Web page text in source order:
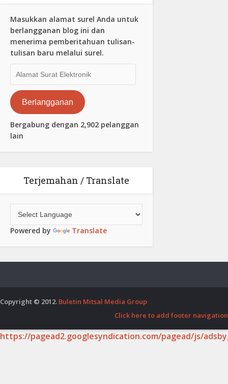
Masukkan alamat surel Anda untuk
berlangganan blog ini dan
menerima pemberitahuan tulisan-
tulisan baru melalui surel.
Surat
Elektronik
Berlangganan
Bergabung dengan 2,902 pelanggan
lain
Terjemahan / Translate
Powered by Translate
Copyright © 2012. Buletin Mitsal Media Group
Click here to add footer navigation
https://pagead2.googlesyndication.com/pagead/js/